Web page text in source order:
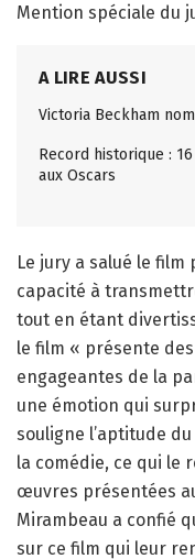
Mention spéciale du
A LIRE AUSSI
Victoria Beckham
Record historique :
aux Oscars
Le jury a salué le
capacité à
tout en étant
le film « présente
engageantes de la
une émotion qui
souligne l’aptitude
la comédie, ce qui le
œuvres présentées
Mirambeau a confié
sur ce film qui leur